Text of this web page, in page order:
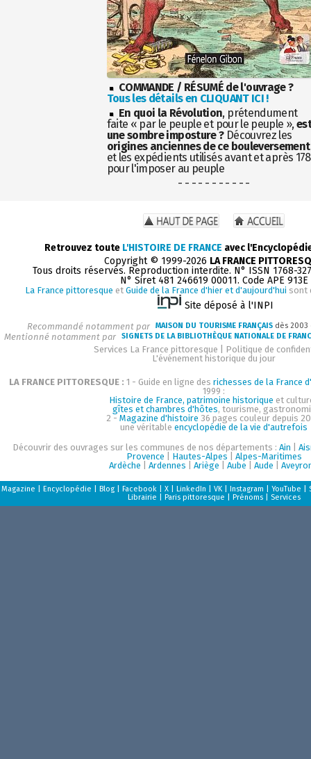
COMMANDE / RÉSUMÉ de l'ouvrage ?
Tous les détails en CLIQUANT ICI !
En quoi la Révolution, prétendument
faite « par le peuple et pour le peuple »,
une sombre imposture ?Découvrez les
origines anciennes de ce bouleversement
et les expédients utilisés avant et après
pour l'imposer au peuple
- - - - - - - - - - -
Retrouvez toute L'HISTOIRE DE FRANCE avec
Copyright © 1999-2026 LA FRANCE
Tous droits réservés. Reproduction interdite. N° ISSN 1768-
N° Siret 481 246619 00011. Code APE 913E
La France pittoresque et Guide de la France d'hier et d'aujourd'hui sont
Site déposé à l'INPI
Recommandé notamment par MAISON DU TOURISME FRANÇAIS dès
Mentionné notamment par SIGNETS DE LA BIBLIOTHÈQUE NATIONALE DE
Services La France pittoresque
Politique de
L'événement historique du jour
LA FRANCE PITTORESQUE : 1 - Guide en ligne des richesses de la France
1999 :
Histoire de France, patrimoine historique et
gîtes et chambres d'hôtes, tourisme,
2 - Magazine d'histoire 36 pages couleur depuis
une véritable encyclopédie de la vie d'autrefois
Découvrir des ouvrages sur les communes de nos départements : Ain
Provence
Hautes-Alpes
Alpes-Maritimes
Ardèche
Ardennes Ariège Aube Aude
Magazine Encyclopédie Blog| Facebook| X| LinkedIn VK| Instagram YouTube
Librairie
Paris pittoresque Prénoms| Services